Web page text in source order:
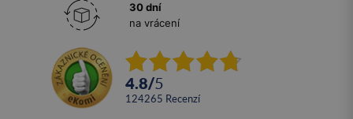
30 dní
na vrácení
4.8/5
124265 recenzí